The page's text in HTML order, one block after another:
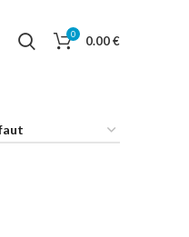
0 0.00€